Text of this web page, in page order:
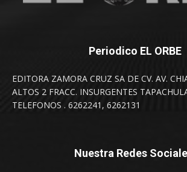
Periodico EL ORBE
EDITORA ZAMORA CRUZ SA DE CV. AV.
ALTOS 2 FRACC. INSURGENTES
TELEFONOS . 6262241, 6262131
Nuestra Redes